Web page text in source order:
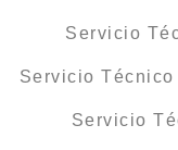
Servicio
Servicio
Servicio